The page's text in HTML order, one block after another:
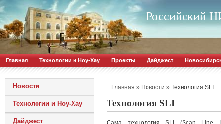
Российский
Главная Технологии и Ноу-Хау Проекты Дайджест
Новости
Технологии и Ноу-Хау
Дайджест
Главная » Новости » Технология SLI
Технология SLI
Сама технология SLI (Scan Line